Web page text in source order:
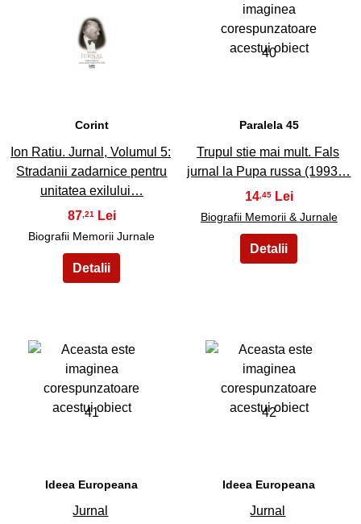
39
Corint
Ion Ratiu. Jurnal, Volumul 5:
Stradanii zadarnice pentru
unitatea exilului…
87,21
Biografii Memorii Jurnale
40
Paralela 45
Trupul stie mai mult. Fals
jurnal la Pupa russa (1993…
14 ,45
Biografii Memorii & Jurnale
41
Ideea Europeana
Jurnal
42
Ideea Europeana
Jurnal